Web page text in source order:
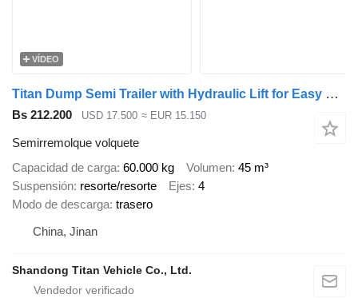
VÍDEO
Titan Dump Semi Trailer with Hydraulic Lift for Easy Unloading
Bs 212.200 USD 17.500 ≈ EUR 15.150
Semirremolque volquete
Capacidad de carga 60.000 kg Volumen 45 m³
Suspensión resorte/resorte Ejes 4
Modo de descarga trasero
China, Jinan
Shandong Titan Vehicle Co., Ltd.